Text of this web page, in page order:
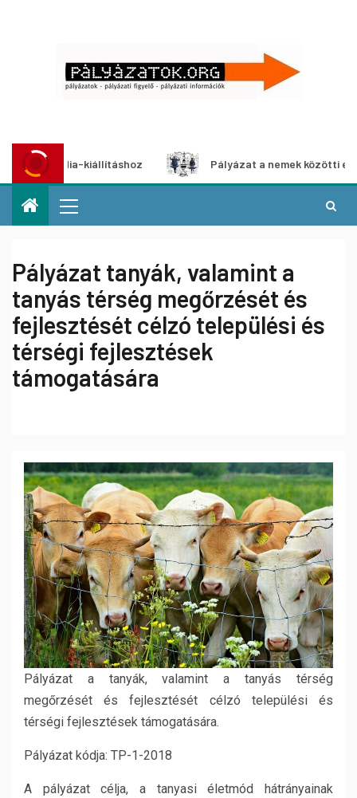
kiállításhoz Pályázat a nemek közötti egyenlőség
Pályázat tanyák, valamint a
tanyás térség megőrzését és
fejlesztését célzó települési és
térségi fejlesztések
támogatására
Pályázat a tanyák, valamint a tanyás térség
megőrzését és fejlesztését célzó települési és
térségi fejlesztések támogatására.
Pályázat kódja: TP-1-2018
A pályázat célja, a tanyasi életmód hátrányainak